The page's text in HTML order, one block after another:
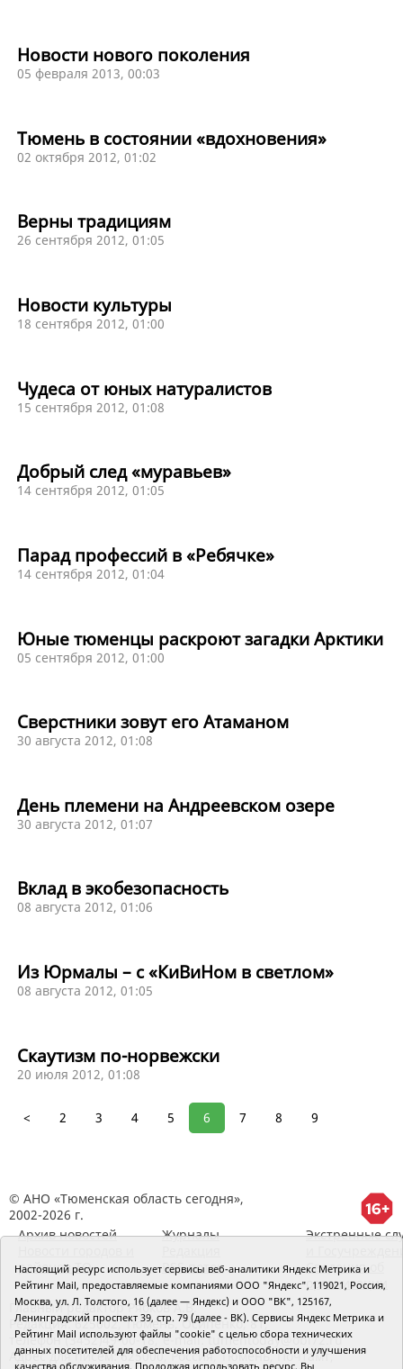
Новости нового поколения
05 февраля 2013, 00:03
Тюмень в состоянии «вдохновения»
02 октября 2012, 01:02
Верны традициям
26 сентября 2012, 01:05
Новости культуры
18 сентября 2012, 01:00
Чудеса от юных натуралистов
15 сентября 2012, 01:08
Добрый след «муравьев»
14 сентября 2012, 01:05
Парад профессий в «Ребячке»
14 сентября 2012, 01:04
Юные тюменцы раскроют загадки Арктики
05 сентября 2012, 01:00
Сверстники зовут его Атаманом
30 августа 2012, 01:08
День племени на Андреевском озере
30 августа 2012, 01:07
Вклад в экобезопасность
08 августа 2012, 01:06
Из Юрмалы – с «КиВиНом в светлом»
08 августа 2012, 01:05
Скаутизм по-норвежски
20 июля 2012, 01:08
< 2 3 4 5 6 7 8 9
© АНО «Тюменская область сегодня»,
2002-2026 г.
Архив новостей
районов ТО
Журналы
RSS поток
Экстренные
Сведения об
организации
Главный редактор Рябков А.В.
Редакция: 625002, Тюмень, Осипенко, 81,
телефон (3452)49-00-18, e-mail: tumentoday@obl72.ru
Адрес для писем: 625000, Россия, Тюмень, Почтамт,
Настоящий ресурс использует сервисы веб-аналитики Яндекс Метрика и
Рейтинг Mail, предоставляемые компаниями ООО "Яндекс", 119021, Россия,
Москва, ул. Л. Толстого, 16 (далее — Яндекс) и ООО "ВК", 125167,
Ленинградский проспект 39, стр. 79 (далее - ВК). Сервисы Яндекс Метрика и
Рейтинг Mail используют файлы "cookie" с целью сбора технических
данных посетителей для обеспечения работоспособности и улучшения
качества обслуживания. Продолжая использовать ресурс, Вы